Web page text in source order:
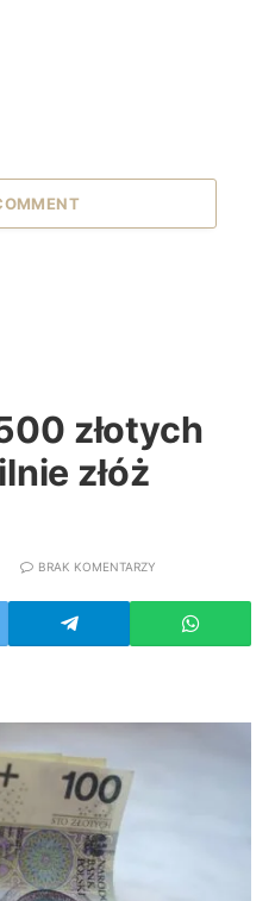
złotych
złóż
BRAK KOMENTARZY